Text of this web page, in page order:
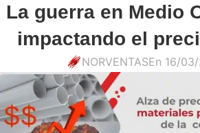
La guerra en Medio
impactando el
NORVENTASEn 16/